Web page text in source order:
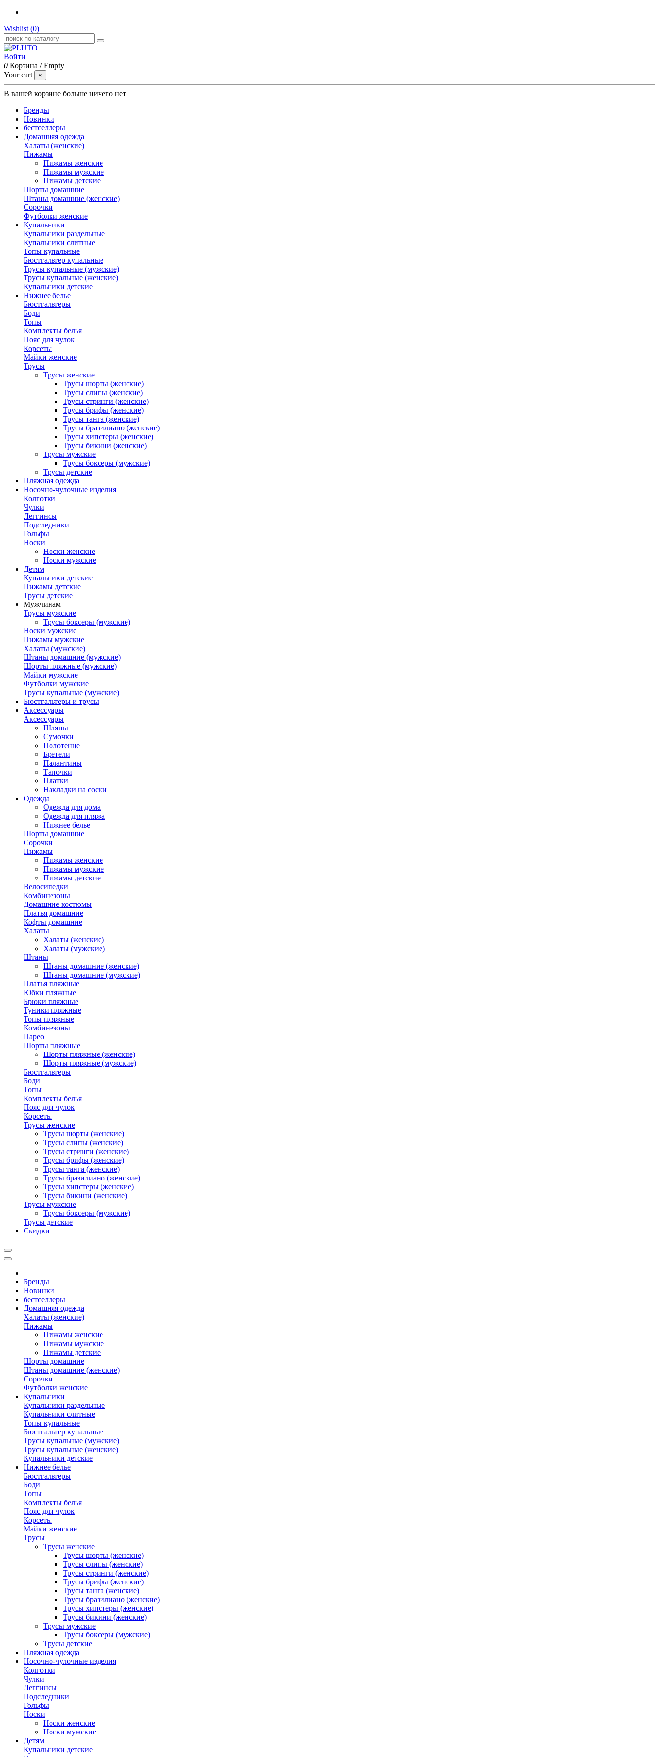
Wishlist (0)
Войти
0 Корзина /Empty
Your cart
×
В вашей корзине больше ничего нет
Бренды
Новинки
бестселлеры
Домашняя одежда
Халаты (женские)
Пижамы
Пижамы женские
Пижамы мужские
Пижамы детские
Шорты домашние
Штаны домашние (женские)
Сорочки
Футболки женские
Купальники
Купальники раздельные
Купальники слитные
Топы купальные
Бюстгальтер купальные
Трусы купальные (мужские)
Трусы купальные (женские)
Купальники детские
Нижнее белье
Бюстгальтеры
Боди
Топы
Комплекты белья
Пояс для чулок
Корсеты
Майки женские
Трусы
Трусы женские
Трусы шорты (женские)
Трусы слипы (женские)
Трусы стринги (женские)
Трусы брифы (женские)
Трусы танга (женские)
Трусы бразилиано (женские)
Трусы хипстеры (женские)
Трусы бикини (женские)
Трусы мужские
Трусы боксеры (мужские)
Трусы детские
Пляжная одежда
Носочно-чулочные изделия
Колготки
Чулки
Леггинсы
Подследники
Гольфы
Носки
Носки женские
Носки мужские
Детям
Купальники детские
Пижамы детские
Трусы детские
Мужчинам
Трусы мужские
Трусы боксеры (мужские)
Носки мужские
Пижамы мужские
Халаты (мужские)
Штаны домашние (мужские)
Шорты пляжные (мужские)
Майки мужские
Футболки мужские
Трусы купальные (мужские)
Бюстгальтеры и трусы
Аксессуары
Аксессуары
Шляпы
Сумочки
Полотенце
Бретели
Палантины
Тапочки
Платки
Накладки на соски
Одежда
Одежда для дома
Одежда для пляжа
Нижнее белье
Шорты домашние
Сорочки
Пижамы
Пижамы женские
Пижамы мужские
Пижамы детские
Велосипедки
Комбинезоны
Домашние костюмы
Платья домашние
Кофты домашние
Халаты
Халаты (женские)
Халаты (мужские)
Штаны
Штаны домашние (женские)
Штаны домашние (мужские)
Платья пляжные
Юбки пляжные
Брюки пляжные
Туники пляжные
Топы пляжные
Комбинезоны
Парео
Шорты пляжные
Шорты пляжные (женские)
Шорты пляжные (мужские)
Бюстгальтеры
Боди
Топы
Комплекты белья
Пояс для чулок
Корсеты
Трусы женские
Трусы шорты (женские)
Трусы слипы (женские)
Трусы стринги (женские)
Трусы брифы (женские)
Трусы танга (женские)
Трусы бразилиано (женские)
Трусы хипстеры (женские)
Трусы бикини (женские)
Трусы мужские
Трусы боксеры (мужские)
Трусы детские
Скидки
Бренды
Новинки
бестселлеры
Домашняя одежда
Халаты (женские)
Пижамы
Пижамы женские
Пижамы мужские
Пижамы детские
Шорты домашние
Штаны домашние (женские)
Сорочки
Футболки женские
Купальники
Купальники раздельные
Купальники слитные
Топы купальные
Бюстгальтер купальные
Трусы купальные (мужские)
Трусы купальные (женские)
Купальники детские
Нижнее белье
Бюстгальтеры
Боди
Топы
Комплекты белья
Пояс для чулок
Корсеты
Майки женские
Трусы
Трусы женские
Трусы шорты (женские)
Трусы слипы (женские)
Трусы стринги (женские)
Трусы брифы (женские)
Трусы танга (женские)
Трусы бразилиано (женские)
Трусы хипстеры (женские)
Трусы бикини (женские)
Трусы мужские
Трусы боксеры (мужские)
Трусы детские
Пляжная одежда
Носочно-чулочные изделия
Колготки
Чулки
Леггинсы
Подследники
Гольфы
Носки
Носки женские
Носки мужские
Детям
Купальники детские